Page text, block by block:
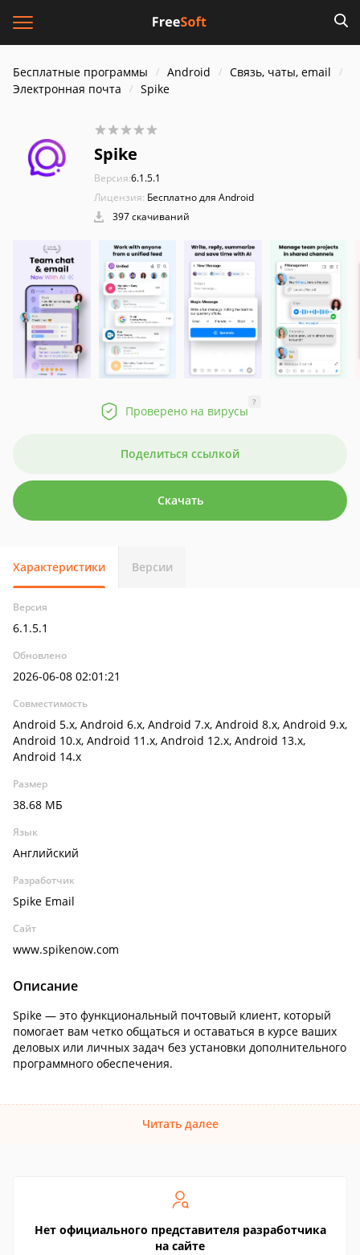
Бесплатные программы Android
Связь, чаты, email
Электронная почта
Spike
Spike
Версия:6.1.5.1
Лицензия: Бесплатно для Android
397 скачиваний
Проверено на вирусы
?
Поделиться ссылкой
Скачать
Характеристики Версии
Версия
6.1.5.1
Обновлено
2026-06-08 02:01:21
Совместимость
Android 5.x, Android 6.x, Android 7.x, Android 8.x, Android 9.x,
Android 10.x, Android 11.x, Android 12.x, Android 13.x,
Android 14.x
Размер
38.68 МБ
Язык
Английский
Разработчик
Spike Email
Сайт
www.spikenow.com
Описание
Spike — это функциональный почтовый клиент, который
помогает вам четко общаться и оставаться в курсе ваших
деловых или личных задач без установки дополнительного
программного обеспечения.
Читать далее
Нет официального представителя разработчика
на сайте